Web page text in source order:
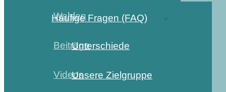
Wahlen
Beiträge
Videos
Häufige Fragen (FAQ)
Unterschiede
Unsere Zielgruppe